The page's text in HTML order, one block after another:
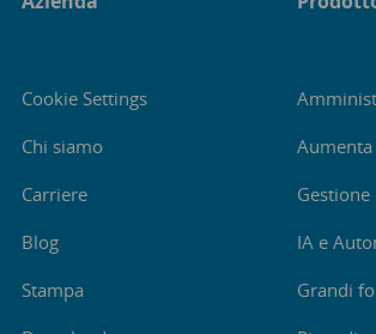
Cookie Settings
Chi siamo
Carriere
Blog
Stampa
Gestione
IA e
Grandi